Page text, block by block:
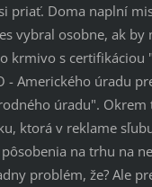
priať. Doma naplní
vybral osobne, ak by
krmivo s certifikáciou
- Amerického úradu
úradu".
ktorá v reklame
na trhu na
problém, že? Ale